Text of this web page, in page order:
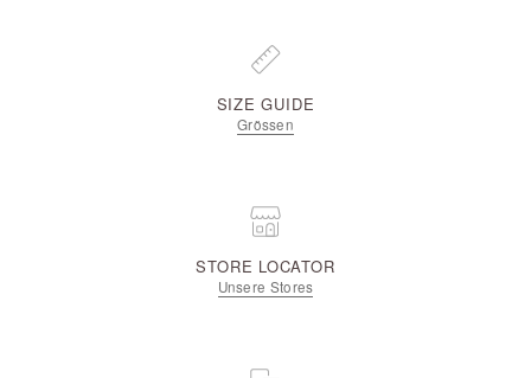
SIZE GUIDE
Grössen
STORE LOCATOR
Unsere Stores